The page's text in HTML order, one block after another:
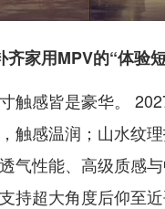
齐家用MPV的“体验
触感皆是豪华。
触感温润；山水纹
气性能、高级质感与
持超大角度后仰至